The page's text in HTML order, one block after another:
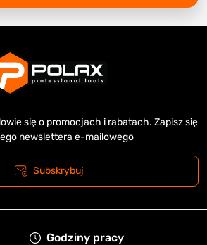
się o promocjach i rabatach. Zapisz się
newslettera e-mailowego
Subskrybuj
Godziny pracy